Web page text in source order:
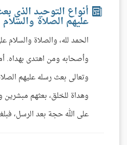
أنواع التوحيد الذي
عليهم الصلاة والسلام
الحمد لله، والصلاة والسلام
وأصحابه ومن اهتدى بهداه.
وتعالى بعث رسله عليهم
وهداة للخلق، بعثهم مبشرين
على الله حجة بعد الرسل،